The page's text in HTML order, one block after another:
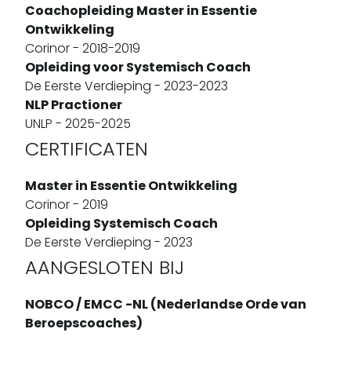
Coachopleiding Master in Essentie
Ontwikkeling
Corinor - 2018-2019
Opleiding voor Systemisch Coach
De Eerste Verdieping - 2023-2023
NLP Practioner
UNLP - 2025-2025
CERTIFICATEN
Master in Essentie Ontwikkeling
Corinor - 2019
Opleiding Systemisch Coach
De Eerste Verdieping - 2023
AANGESLOTEN BIJ
NOBCO / EMCC -NL (Nederlandse Orde van
Beroepscoaches)